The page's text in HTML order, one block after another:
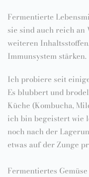
Fermentierte
sie sind auch reich an
weiteren
Immunsystem stärken.
Ich probiere seit
Es blubbert und
Küche (Kombucha,
ich bin begeistert wie
noch nach der
etwas auf der Zunge
Fermentiertes